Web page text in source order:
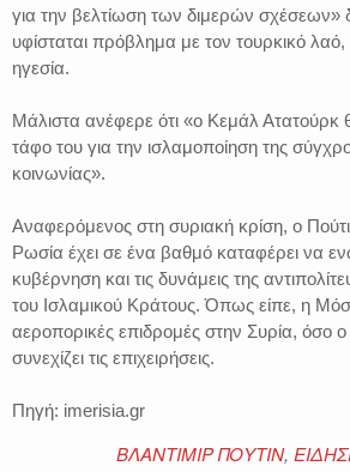
για την βελτίωση των διμερών σχέσεων»
υφίσταται πρόβλημα με τον τουρκικό
ηγεσία.
Μάλιστα ανέφερε ότι «ο Κεμάλ Ατατούρκ
τάφο του για την ισλαμοποίηση της
κοινωνίας».
Αναφερόμενος στη συριακή κρίση, ο
Ρωσία έχει σε ένα βαθμό καταφέρει να
κυβέρνηση και τις δυνάμεις της
του Ισλαμικού Κράτους. Όπως είπε, η
αεροπορικές επιδρομές στην Συρία, όσο
συνεχίζει τις επιχειρήσεις.
Πηγή: imerisia.gr
ΒΛΑΝΤΙΜΙΡ ΠΟΥΤΙΝ,